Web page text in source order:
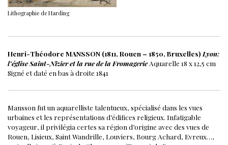
Lithographie de Harding
Henri-Théodore MANSSON (1811, Rouen – 1850, Bruxelles) Lyon:
l’église Saint-Nizier et la rue de la FromagerieAquarelle 18 x 12,5 cm
Signé et daté en bas à droite 1841
Mansson fut un aquarelliste talentueux, spécialisé dans les vues
urbaines et les représentations d’édifices religieux. Infatigable
voyageur, il privilégia certes sa région d’origine avec des vues de
Rouen, Lisieux, Saint Wandrille, Louviers, Bourg Achard, Evreux…,